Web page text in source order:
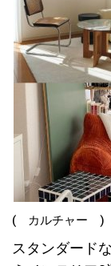
( カルチャー )
スタンダード